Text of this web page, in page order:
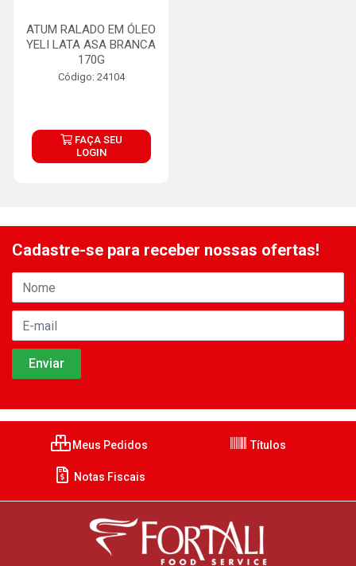
ATUM RALADO EM ÓLEO
YELI LATA ASA BRANCA
170G
Código: 24104
FAÇA SEU
LOGIN
Cadastre-se para receber nossas ofertas!
Meus Pedidos Títulos
Notas Fiscais